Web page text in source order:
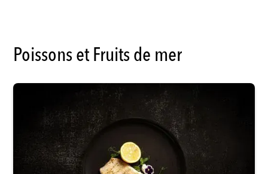
Poissons et Fruits de mer